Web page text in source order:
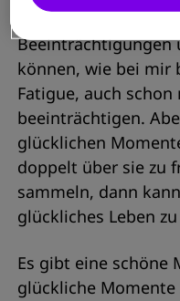
Natürlich hat jeder
Beeinträchtigungen
können, wie bei mir
Fatigue, auch
beeinträchtigen.
glücklichen
doppelt über sie zu
sammeln, dann
glückliches Leben
Es gibt eine schöne
glückliche Momente